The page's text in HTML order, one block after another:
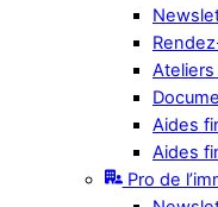
Aides
Aides
Pro de